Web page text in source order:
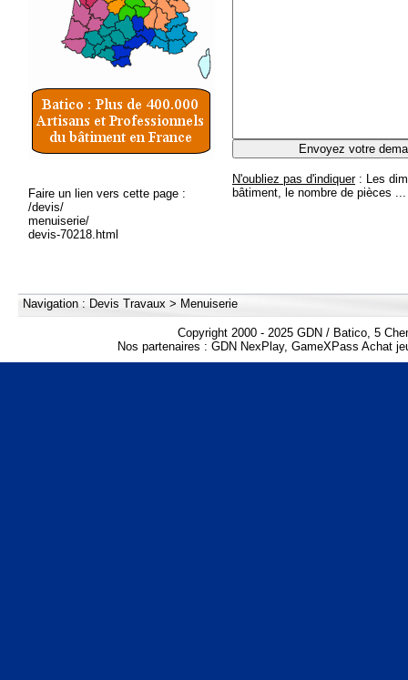
Faire un lien vers cette page :
/devis/
menuiserie/
devis-70218.html
N'oubliez pas d'indiquer: Les
bâtiment, le nombre de pièces ...
Navigation : Devis Travaux > Menuiserie
Copyright 2000 - 2025 GDN / Batico, 5
Nos partenaires : GDN NexPlay, GameXPass Achat